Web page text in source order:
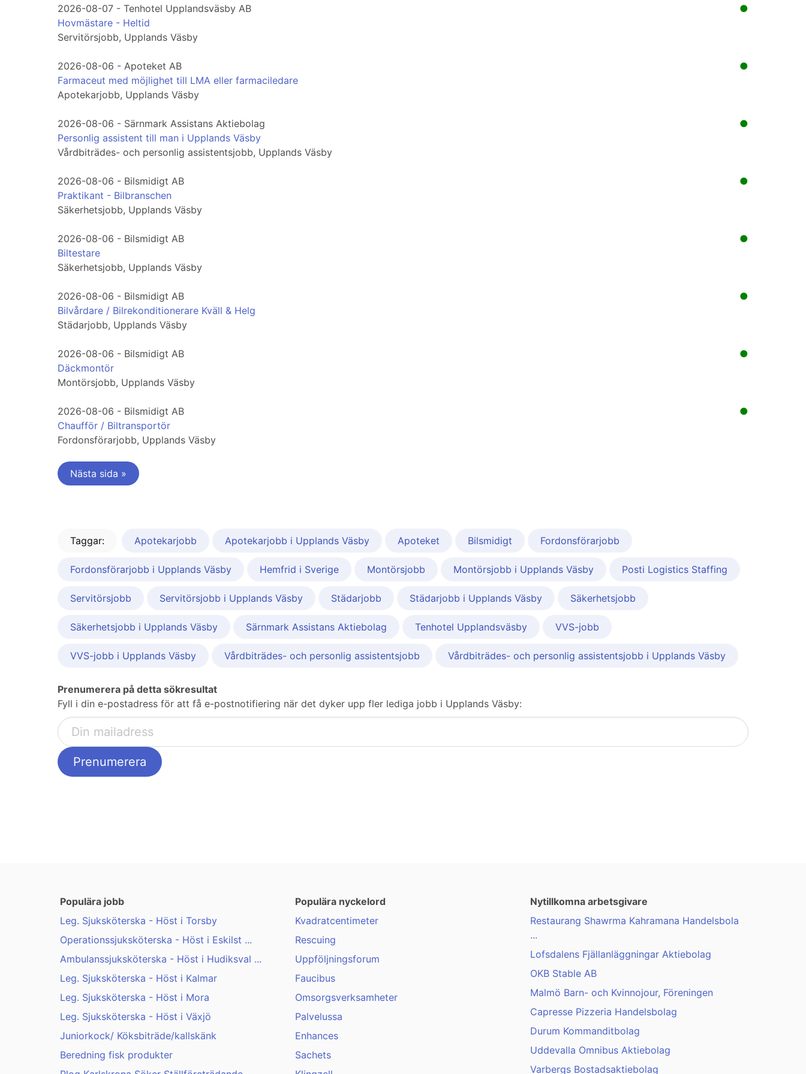
●
2026-08-07 - Tenhotel Upplandsväsby AB
Hovmästare - Heltid
Servitörsjobb, Upplands Väsby
●
2026-08-06 - Apoteket AB
Farmaceut med möjlighet till LMA eller farmaciledare
Apotekarjobb, Upplands Väsby
●
2026-08-06 - Särnmark Assistans Aktiebolag
Personlig assistent till man i Upplands Väsby
Vårdbiträdes- och personlig assistentsjobb, Upplands Väsby
●
2026-08-06 - Bilsmidigt AB
Praktikant - Bilbranschen
Säkerhetsjobb, Upplands Väsby
●
2026-08-06 - Bilsmidigt AB
Biltestare
Säkerhetsjobb, Upplands Väsby
●
2026-08-06 - Bilsmidigt AB
Bilvårdare / Bilrekonditionerare Kväll & Helg
Städarjobb, Upplands Väsby
●
2026-08-06 - Bilsmidigt AB
Däckmontör
Montörsjobb, Upplands Väsby
●
2026-08-06 - Bilsmidigt AB
Chaufför / Biltransportör
Fordonsförarjobb, Upplands Väsby
Nästa sida »
Taggar: Apotekarjobb Apotekarjobb i Upplands Väsby Apoteket Bilsmidigt Fordonsförarjobb
Fordonsförarjobb i Upplands Väsby Hemfrid i Sverige Montörsjobb Montörsjobb i Upplands Väsby Posti Logistics Staffing
Servitörsjobb Servitörsjobb i Upplands Väsby Städarjobb Städarjobb i Upplands Väsby Säkerhetsjobb
Säkerhetsjobb i Upplands Väsby Särnmark Assistans Aktiebolag Tenhotel Upplandsväsby VVS-jobb
VVS-jobb i Upplands Väsby Vårdbiträdes- och personlig assistentsjobb Vårdbiträdes- och personlig assistentsjobb i Upplands Väsby
Prenumerera på detta sökresultat
Fyll i din e-postadress för att få e-postnotifiering när det dyker upp fler lediga jobb i Upplands Väsby:
Populära jobb
Leg. Sjuksköterska - Höst i Torsby
Operationssjuksköterska - Höst i Eskilst ...
Ambulanssjuksköterska - Höst i Hudiksval ...
Leg. Sjuksköterska - Höst i Kalmar
Leg. Sjuksköterska - Höst i Mora
Leg. Sjuksköterska - Höst i Växjö
Juniorkock/ Köksbiträde/kallskänk
Beredning fisk produkter
Populära nyckelord
Kvadratcentimeter
Rescuing
Uppföljningsforum
Faucibus
Omsorgsverksamheter
Palvelussa
Enhances
Sachets
Nytillkomna arbetsgivare
Restaurang Shawrma Kahramana Handelsbola
...
Lofsdalens Fjällanläggningar Aktiebolag
OKB Stable AB
Malmö Barn- och Kvinnojour, Föreningen
Capresse Pizzeria Handelsbolag
Durum Kommanditbolag
Uddevalla Omnibus Aktiebolag
Varbergs Bostadsaktiebolag